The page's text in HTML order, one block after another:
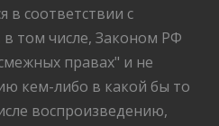
в соответствии с
том числе, Законом РФ
правах" и не
кем-либо в какой бы то
воспроизведению,